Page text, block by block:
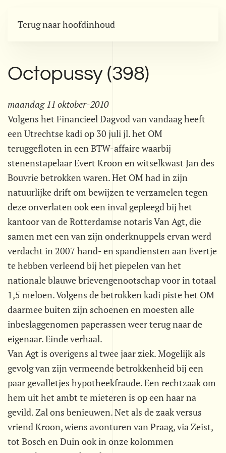
Terug naar hoofdinhoud
Octopussy (398)
maandag 11 oktober-2010
Volgens het Financieel Dagvod van vandaag heeft
een Utrechtse kadi op 30 juli jl. het OM
teruggefloten in een BTW-affaire waarbij
stenenstapelaar Evert Kroon en witselkwast Jan des
Bouvrie betrokken waren. Het OM had in zijn
natuurlijke drift om bewijzen te verzamelen tegen
deze onverlaten ook een inval gepleegd bij het
kantoor van de Rotterdamse notaris Van Agt, die
samen met een van zijn onderknuppels ervan werd
verdacht in 2007 hand- en spandiensten aan Evertje
te hebben verleend bij het piepelen van het
nationale blauwe brievengenootschap voor in totaal
1,5 meloen. Volgens de betrokken kadi piste het OM
daarmee buiten zijn schoenen en moesten alle
inbeslaggenomen paperassen weer terug naar de
eigenaar. Einde verhaal.
Van Agt is overigens al twee jaar ziek. Mogelijk als
gevolg van zijn vermeende betrokkenheid bij een
paar gevalletjes hypotheekfraude. Een rechtzaak om
hem uit het ambt te mieteren is op een haar na
gevild. Zal ons benieuwen. Net als de zaak versus
vriend Kroon, wiens avonturen van Praag, via Zeist,
tot Bosch en Duin ook in onze kolommen